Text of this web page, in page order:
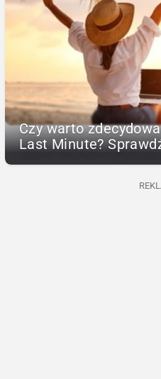
Czy warto
Last Minute?